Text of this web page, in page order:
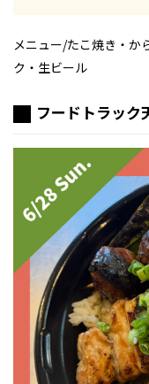
メニュー/たこ焼き・か
ク・生ビール
フードトラック